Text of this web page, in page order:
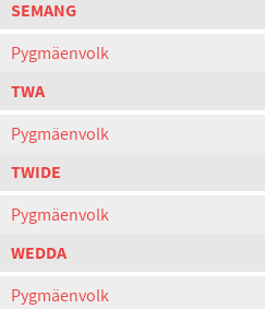
SEMANG
Pygmäenvolk
TWA
Pygmäenvolk
TWIDE
Pygmäenvolk
WEDDA
Pygmäenvolk